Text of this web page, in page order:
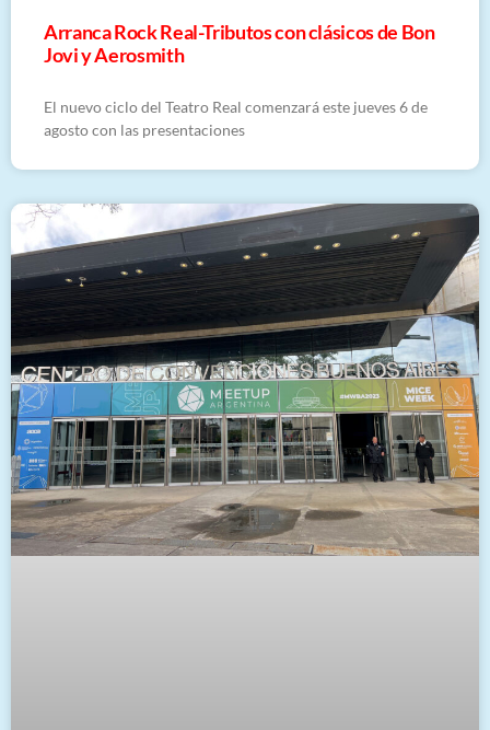
Arranca Rock Real-Tributos con clásicos de Bon
Jovi y Aerosmith
El nuevo ciclo del Teatro Real comenzará este jueves 6 de
agosto con las presentaciones